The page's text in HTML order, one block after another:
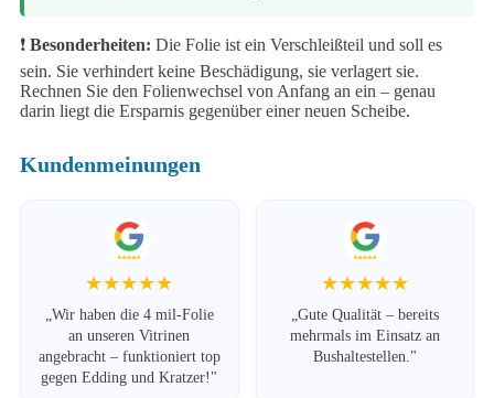
❗ Besonderheiten: Die Folie ist ein Verschleißteil und soll es
sein. Sie verhindert keine Beschädigung, sie verlagert sie.
Rechnen Sie den Folienwechsel von Anfang an ein – genau
darin liegt die Ersparnis gegenüber einer neuen Scheibe.
Kundenmeinungen
★★★★★
„Wir haben die 4 mil-Folie
an unseren Vitrinen
angebracht – funktioniert top
gegen Edding und Kratzer!"
★★★★★
„Gute Qualität – bereits
mehrmals im Einsatz an
Bushaltestellen."